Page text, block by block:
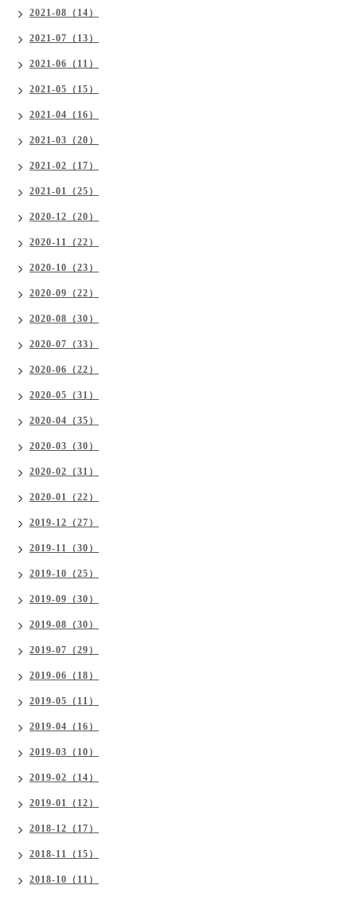
2021-08（14）
2021-07（13）
2021-06（11）
2021-05（15）
2021-04（16）
2021-03（20）
2021-02（17）
2021-01（25）
2020-12（20）
2020-11（22）
2020-10（23）
2020-09（22）
2020-08（30）
2020-07（33）
2020-06（22）
2020-05（31）
2020-04（35）
2020-03（30）
2020-02（31）
2020-01（22）
2019-12（27）
2019-11（30）
2019-10（25）
2019-09（30）
2019-08（30）
2019-07（29）
2019-06（18）
2019-05（11）
2019-04（16）
2019-03（10）
2019-02（14）
2019-01（12）
2018-12（17）
2018-11（15）
2018-10（11）